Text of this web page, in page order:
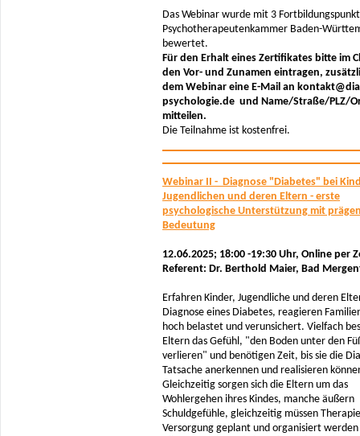
Das Webinar wurde mit 3
Psychotherapeutenkammer Baden-
bewertet.
Für den Erhalt eines Zertifikates bitte im
den Vor- und Zunamen eintragen,
dem Webinar eine E-Mail an
psychologie.de und Name/Straße/PLZ/
mitteilen.
Die Teilnahme ist kostenfrei.
Webinar II - Diagnose "Diabetes" bei
Jugendlichen und deren Eltern - erste
psychologische Unterstützung mit
Bedeutung
12.06.2025; 18:00 -19:30 Uhr, Online per
Referent: Dr. Berthold Maier, Bad
Erfahren Kinder, Jugendliche und deren
Diagnose eines Diabetes, reagieren
hoch belastet und verunsichert. Vielfach
Eltern das Gefühl, "den Boden unter den
verlieren" und benötigen Zeit, bis sie die
Tatsache anerkennen und realisieren
Gleichzeitig sorgen sich die Eltern um das
Wohlergehen ihres Kindes, manche äußern
Schuldgefühle, gleichzeitig müssen
Versorgung geplant und organisiert